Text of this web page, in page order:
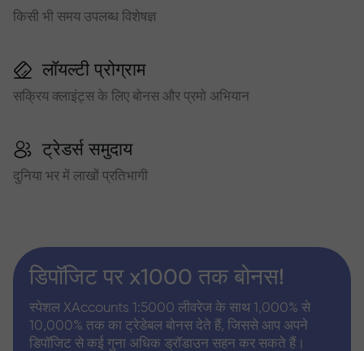
किसी भी समय उपलब्ध विशेषज्ञ
लॉयल्टी प्रोग्राम
सक्रिय क्लाइंट्स के लिए बोनस और प्रमो अभियान
ट्रेडर्स समुदाय
दुनिया भर में लाखों प्रतिभागी
डिपॉजिट पर x1000 तक बोनस!
स्पेशल XAccounts 1:5000 लीवरेज के साथ 1,000% से
10,000% तक का ट्रेडेबल बोनस देते हैं, जिससे आप अपने
डिपॉजिट से कई गुना अधिक ड्रॉडाउन सहन कर सकते हैं।